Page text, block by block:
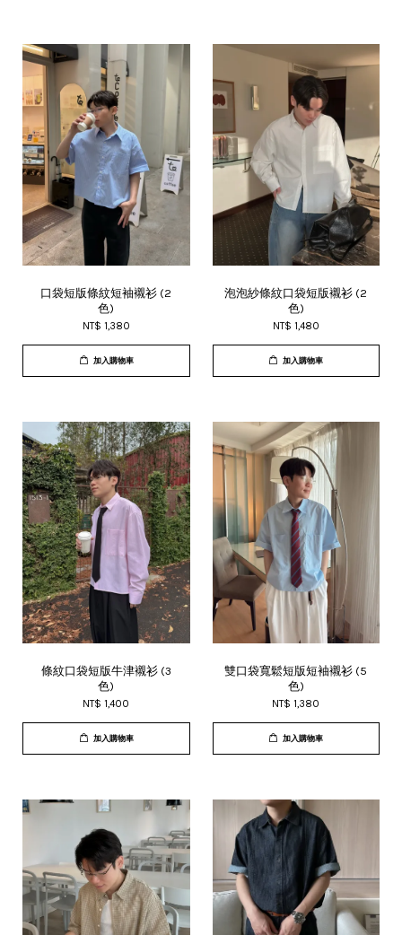
口袋短版條紋短袖襯衫 (2
色)
NT$ 1,380
加入購物車
泡泡紗條紋口袋短版襯衫 (2
色)
NT$ 1,480
加入購物車
條紋口袋短版牛津襯衫 (3
色)
NT$ 1,400
加入購物車
雙口袋寬鬆短版短袖襯衫 (5
色)
NT$ 1,380
加入購物車